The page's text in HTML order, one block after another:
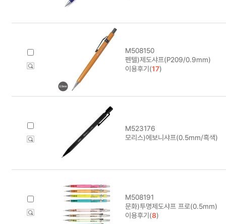
M508150
펜텔)제도샤프(P209/0.9mm)
이용후기(17)
M523176
모리스)에보니샤프(0.5mm/흑색)
M508191
문화)투명제도샤프 프로(0.5mm)
이용후기(8)